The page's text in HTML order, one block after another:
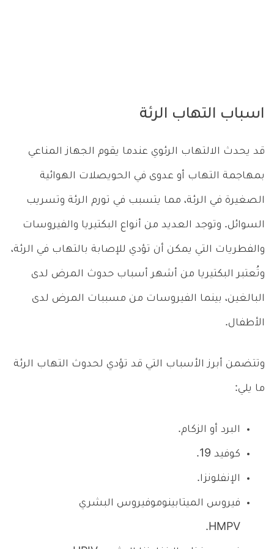
اسباب التهاب الرئة
قد يحدث الالتهاب الرئوي عندما يقوم الجهاز المناعي
بمهاجمة التهاب أو عدوى في الحويصلات الهوائية
الصغيرة في الرئة، مما يتسبب في تورم الرئة وتسريب
السوائل. وتوجد العديد من أنواع البكتيريا والفيروسات
والفطريات التي يمكن أن تؤدي للإصابة بالتهاب في الرئة،
وتُعتبر البكتيريا من أشهر أسباب حدوث المرض لدى
البالغين، بينما الفيروسات من مسببات المرض لدى
الأطفال.
وتتضمن أبرز الأسباب التي قد تؤدي لحدوث التهاب الرئة
ما يلي:
البرد أو الزكام.
كوفيد 19.
الإنفلونزا.
فيروس الميتابينوموفيروس البشري
HMPV.